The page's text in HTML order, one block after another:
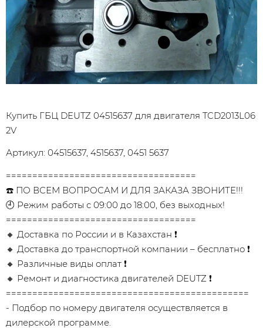
Купить ГБЦ DEUTZ 04515637 для двигателя TCD2013L06
2V
Артикул: 04515637, 4515637, 0451 5637
====================================
☎️ ПО ВСЕМ ВОПРОСАМ И ДЛЯ ЗАКАЗА ЗВОНИТЕ!!!
🕘 Режим работы с 09:00 до 18:00, без выходных!
====================================
🔸 Доставка по России и в Казахстан ❗
🔸 Доставка до транспортной компании – бесплатно ❗
🔸 Различные виды оплат ❗
🔸 Ремонт и диагностика двигателей DEUTZ ❗
==============================================
- Подбор по номеру двигателя осуществляется в
дилерской программе.